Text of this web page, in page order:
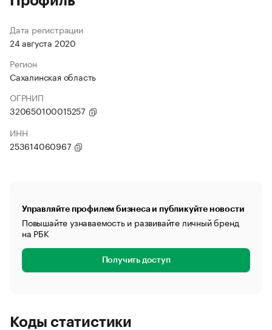
Дата регистрации
24 августа 2020
Регион
Сахалинская область
ОГРНИП
320650100015257
ИНН
253614060967
Управляйте профилем бизнеса и публикуйте новости
Повышайте узнаваемость и развивайте личный бренд
на РБК
Получить доступ
Коды статистики